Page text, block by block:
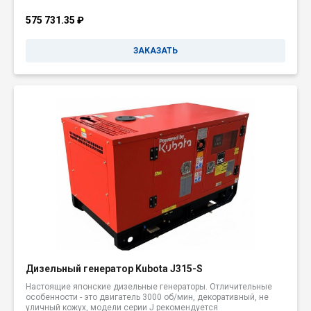
575 731.35 ₽
ЗАКАЗАТЬ
Дизельный генератор Kubota J315-S
Настоящие японские дизельные генераторы. Отличительные
особенности - это двигатель 3000 об/мин, декоративный, не
уличный кожух, модели серии J рекомендуется